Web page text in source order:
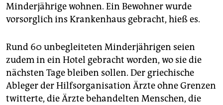
Minderjährige wohnen. Ein Bewohner wurde
vorsorglich ins Krankenhaus gebracht, hieß es.
Rund 60 unbegleiteten Minderjährigen seien
zudem in ein Hotel gebracht worden, wo sie die
nächsten Tage bleiben sollen. Der griechische
Ableger der Hilfsorganisation Ärzte ohne Grenzen
twitterte, die Ärzte behandelten Menschen, die